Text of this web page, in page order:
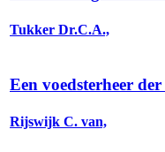
Tukker Dr.C.A.,
Een voedsterheer
Rijswijk C. van,